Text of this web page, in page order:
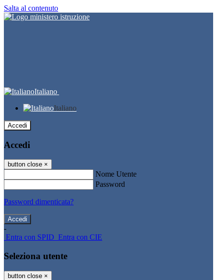
Salta al contenuto
Italiano
Italiano
Accedi
Accedi
button close ×
Nome Utente
Password
Password dimenticata?
-
Entra con SPID Entra con CIE
Seleziona utente
button close ×